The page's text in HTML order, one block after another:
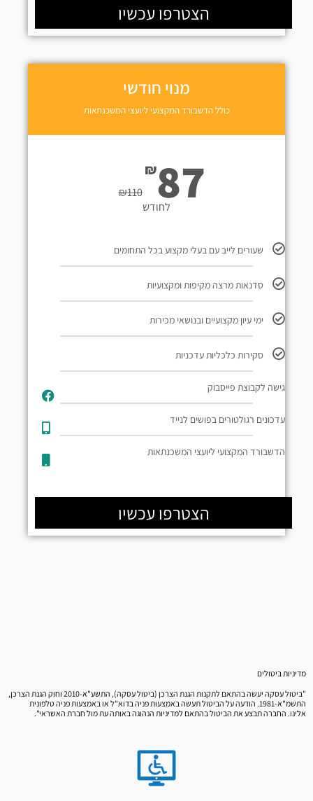
מנוי חודשי
כולל הדשבורד המקצועי ליועצי המשכנתאות
₪110
₪87לחודש
שעורים לייב עם בעלי מקצוע בכל התחומים
סדנאות מרצה מקיפות ומקצועיות
ימי עיון מקצועיים ובנושאי מכירות
סקירות כלכליות עדכניות
גישה לקבוצת פייסבוק
עדכונים רגולטורים בפושים לנייד​
הדשבורד המקצועי ליועצי המשכנתאות
הצטרפו עכשיו
הצטרפו עכשיו
מדיניות ביטולים
"ביטול עסקה יעשה בהתאם לתקנות הגנת הצרכן (ביטול עסקה), התשע"א-2010 וחוק הגנת הצרכן,
התשמ"א-1981. הודעה על הביטול תעשה באמצעות פניה בדוא"ל או באמצעות פניה טלפונית
אלינו. החברה תבצע את הביטול בהתאם למדיניות הנהוגה באותה עת מול חברת האשראי".